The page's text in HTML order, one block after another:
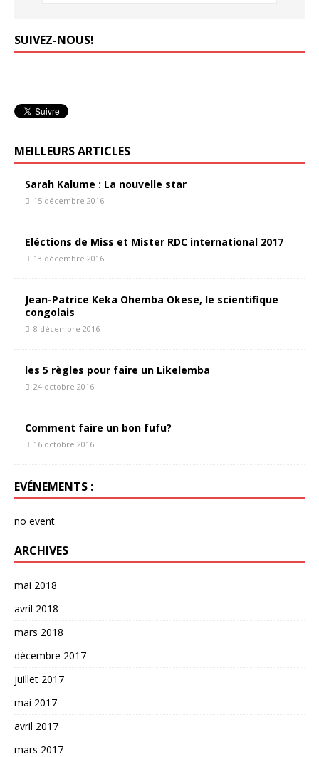
SUIVEZ-NOUS!
MEILLEURS ARTICLES
Sarah Kalume : La nouvelle star
15 décembre 2016
Eléctions de Miss et Mister RDC international 2017
13 décembre 2016
Jean-Patrice Keka Ohemba Okese, le scientifique
congolais
8 décembre 2016
les 5 règles pour faire un Likelemba
24 octobre 2016
Comment faire un bon fufu?
16 octobre 2016
EVÉNEMENTS :
no event
ARCHIVES
mai 2018
avril 2018
mars 2018
décembre 2017
juillet 2017
mai 2017
avril 2017
mars 2017